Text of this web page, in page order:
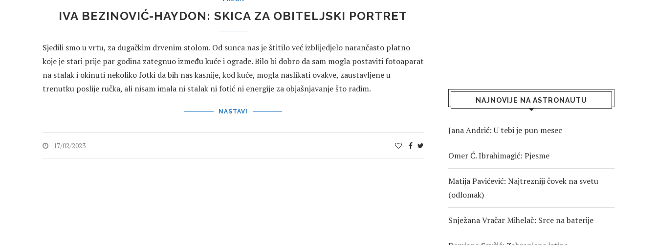
IVA BEZINOVIĆ-HAYDON: SKICA ZA OBITELJSKI PORTRET
Sjedili smo u vrtu, za dugačkim drvenim stolom. Od sunca nas je štitilo već izblijedjelo narančasto platno
koje je stari prije par godina zategnuo između kuće i ograde. Bilo bi dobro da sam mogla postaviti fotoaparat
na stalak i okinuti nekoliko fotki da bih nas kasnije, kod kuće, mogla naslikati ovakve, zaustavljene u
trenutku poslije ručka, ali nisam imala ni stalak ni fotić ni energije za objašnjavanje što radim.
NASTAVI
17/02/2023
NAJNOVIJE NA ASTRONAUTU
Jana Andrić: U tebi je pun mesec
Omer Ć. Ibrahimagić: Pjesme
Matija Pavićević: Najtrezniji čovek na svetu
(odlomak)
Snježana Vračar Mihelač: Srce na baterije